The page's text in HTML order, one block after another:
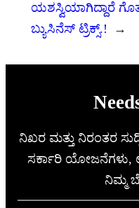
ಯಶಸ್ವಿಯಾಗಿದ್ದಾರೆ
ಬ್ಯುಸಿನೆಸ್ ಟ್ರಿಕ್ಸ್.!
→
ನಿಖರ ಮತ್ತು ನಿರಂತರ
ಸರ್ಕಾರಿ ಯೋಜನೆಗಳು,
ನಿಮ್ಮ